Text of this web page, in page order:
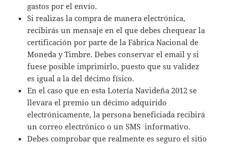
gastos por el envío.
Si realizas la compra de manera electrónica,
recibirás un mensaje en el que debes chequear la
certificación por parte de la Fábrica Nacional de
Moneda y Timbre. Debes conservar el email y si
fuese posible imprimirlo, puesto que su validez
es igual a la del décimo físico.
En el caso que en esta Lotería Navideña 2012 se
llevara el premio un décimo adquirido
electrónicamente, la persona beneficiada recibirá
un correo electrónico o un SMS informativo.
Debes comprobar que realmente es seguro el sitio